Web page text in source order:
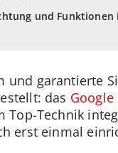
und
und garantierte
das Google
Top-Technik
erst einmal